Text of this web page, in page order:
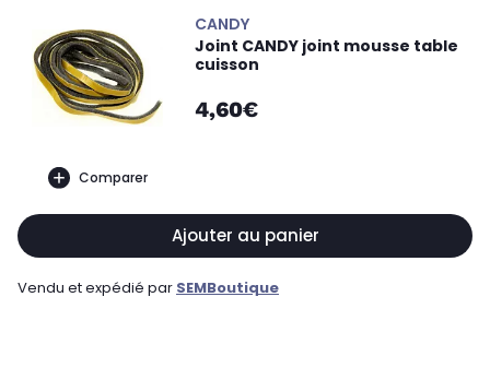
Comparer
CANDY
Joint CANDY joint mousse table
cuisson
4,60€
Ajouter au panier
Vendu et expédié par SEMBoutique